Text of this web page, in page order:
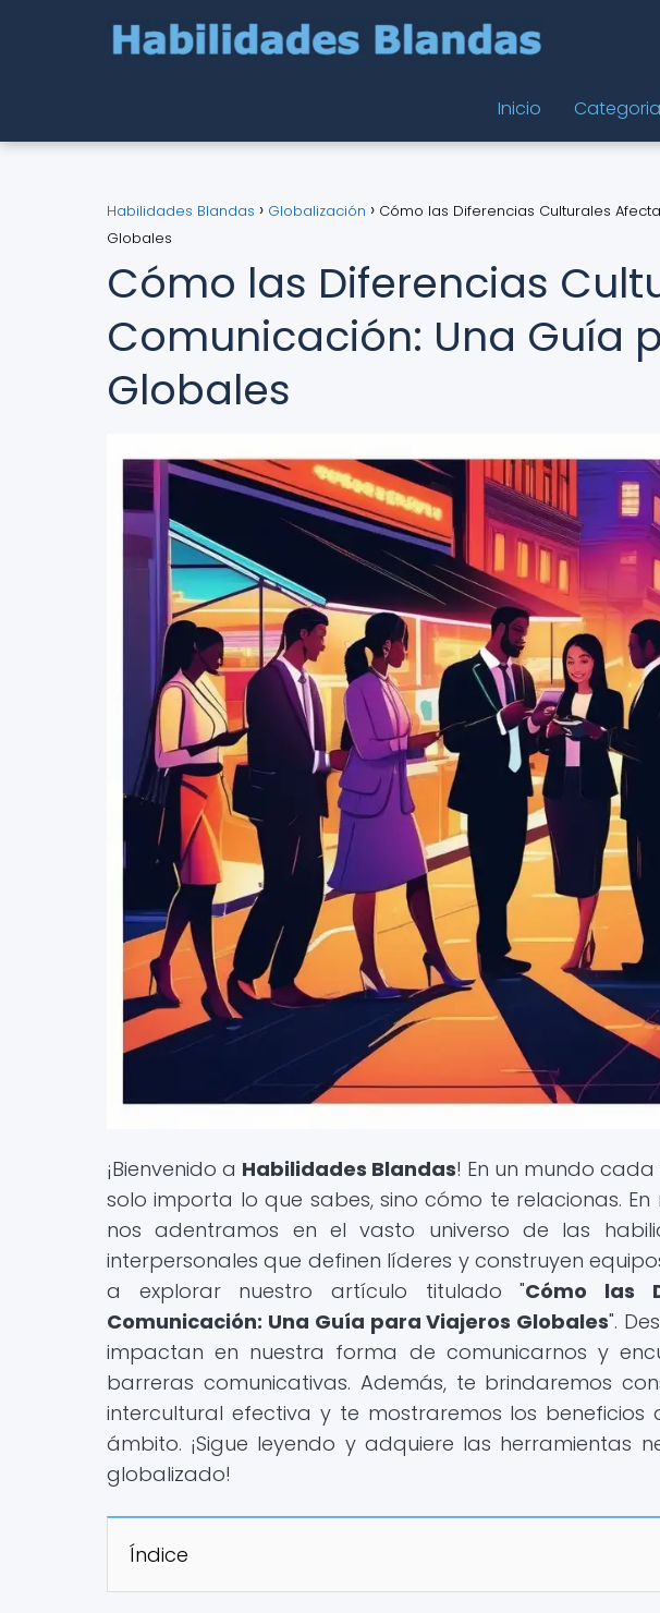
Inicio
Habilidades Blandas Globalización
Cómo las Diferencias Culturales
Globales
Cómo las Diferencias
Comunicación: Una Guía
Globales
¡Bienvenido a Habilidades Blandas! En un mundo
solo importa lo que sabes, sino cómo te relacionas.
nos adentramos en el vasto universo de las
interpersonales que definen líderes y construyen
a explorar nuestro artículo titulado "Cómo las
Comunicación: Una Guía para Viajeros Globales".
impactan en nuestra forma de comunicarnos y
barreras comunicativas. Además, te brindaremos
intercultural efectiva y te mostraremos los beneficios
ámbito. ¡Sigue leyendo y adquiere las herramientas
globalizado!
Índice